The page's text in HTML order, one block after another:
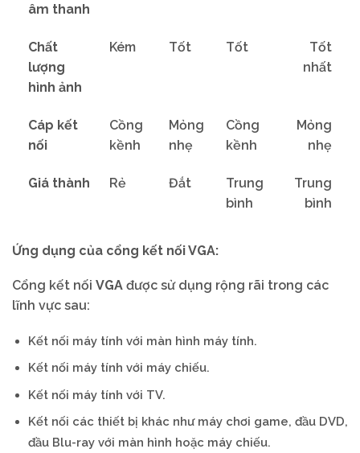
âm thanh
Chất
lượng
hình ảnh
Kém Tốt Tốt
Tốt
nhất
Cáp kết
nối
Cồng
kềnh
Mỏng
nhẹ
Cồng
kềnh
Mỏng
nhẹ
Giá thành Rẻ Đắt
Trung
bình
Trung
bình
Ứng dụng của cổng kết nối VGA:
Cổng kết nối VGA được sử dụng rộng rãi trong các
lĩnh vực sau:
Kết nối máy tính với màn hình máy tính.
Kết nối máy tính với máy chiếu.
Kết nối máy tính với TV.
Kết nối các thiết bị khác như máy chơi game, đầu DVD,
đầu Blu-ray với màn hình hoặc máy chiếu.